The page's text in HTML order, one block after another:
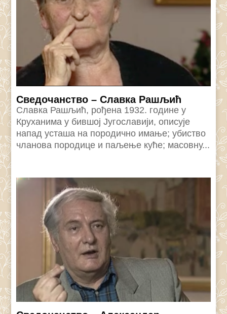
Сведочанство – Славка Рашљић
Славка Рашљић, рођена 1932. године у
Круханима у бившој Југославији, описује
напад усташа на породично имање; убиство
чланова породице и паљење куће; масовну...